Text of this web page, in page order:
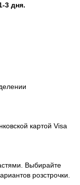
3 дня.
картой Visa
Выбирайте
розстрочки.